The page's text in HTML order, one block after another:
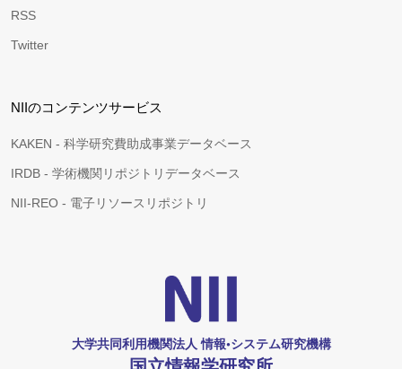
RSS
Twitter
NIIのコンテンツサービス
KAKEN - 科学研究費助成事業データベース
IRDB - 学術機関リポジトリデータベース
NII-REO - 電子リソースリポジトリ
大学共同利用機関法人 情報•システム研究機構